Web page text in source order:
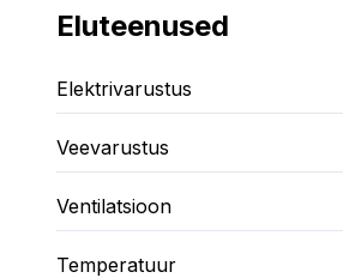
Eluteenused
Elektrivarustus
Veevarustus
Ventilatsioon
Temperatuur